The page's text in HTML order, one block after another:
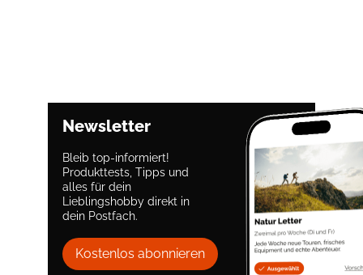
Newsletter
Bleib top-informiert!
Produkttests, Tipps und
alles für dein
Lieblingshobby direkt in
dein Postfach.
Kostenlos abonnieren